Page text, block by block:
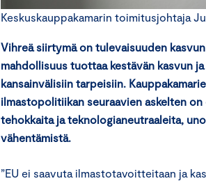
Keskuskauppakamarin toimitusjohtaja
Vihreä siirtymä on tulevaisuuden
mahdollisuus tuottaa kestävän kasvun
kansainvälisiin tarpeisiin.
ilmastopolitiikan seuraavien askelten
tehokkaita ja teknologianeutraaleita,
vähentämistä.
”EU ei saavuta ilmastotavoitteitaan ja